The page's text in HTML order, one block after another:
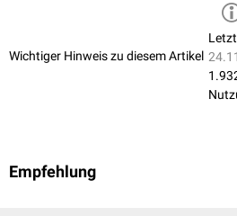
Wichtiger Hinweis zu diesem Artikel
Empfehlung